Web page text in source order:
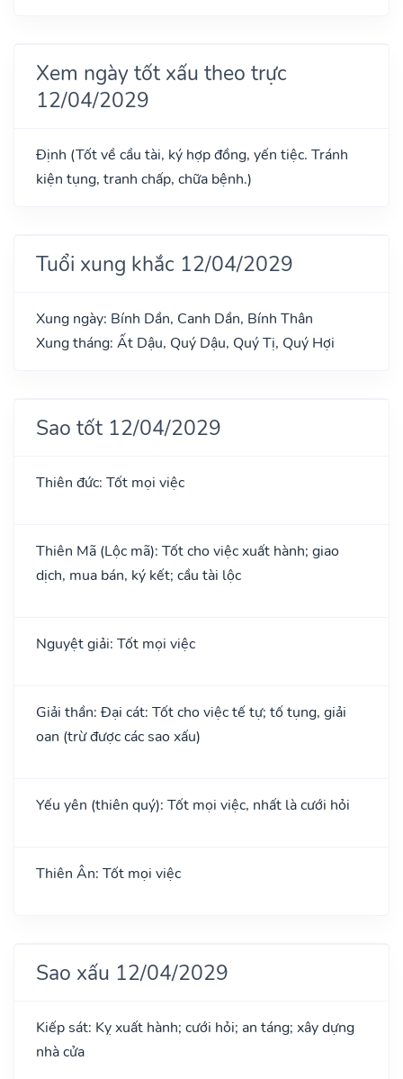
Xem ngày tốt xấu theo trực
12/04/2029
Định (Tốt về cầu tài, ký hợp đồng, yến tiệc. Tránh
kiện tụng, tranh chấp, chữa bệnh.)
Tuổi xung khắc 12/04/2029
Xung ngày: Bính Dần, Canh Dần, Bính Thân
Xung tháng: Ất Dậu, Quý Dậu, Quý Tị, Quý Hợi
Sao tốt 12/04/2029
Thiên đức: Tốt mọi việc
Thiên Mã (Lộc mã): Tốt cho việc xuất hành; giao
dịch, mua bán, ký kết; cầu tài lộc
Nguyệt giải: Tốt mọi việc
Giải thần: Đại cát: Tốt cho việc tế tự; tố tụng, giải
oan (trừ được các sao xấu)
Yếu yên (thiên quý): Tốt mọi việc, nhất là cưới hỏi
Thiên Ân: Tốt mọi việc
Sao xấu 12/04/2029
Kiếp sát: Kỵ xuất hành; cưới hỏi; an táng; xây dựng
nhà cửa